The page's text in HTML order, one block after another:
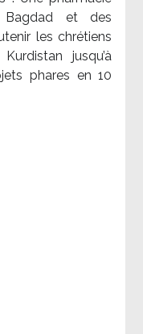
et des
les chrétiens
jusqu’à
phares en 10